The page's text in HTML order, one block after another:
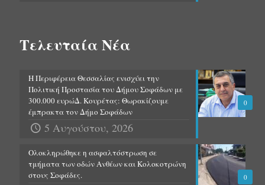
Τελευταία Νέα
0
Η Περιφέρεια Θεσσαλίας ενισχύει την
Πολιτική Προστασία του Δήμου Σοφάδων με
300.000 ευρώΔ. Κουρέτας: Θωρακίζουμε
έμπρακτα τον Δήμο Σοφάδων
5 Αυγούστου, 2026
0
Ολοκληρώθηκε η ασφαλτόστρωση σε
τμήματα των οδών Ανθέων και Κολοκοτρώνη
στους Σοφάδες.